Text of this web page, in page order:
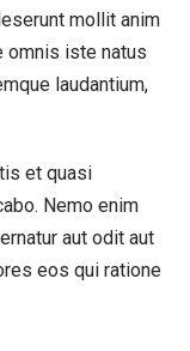
mollit anim
omnis iste natus
laudantium,
et quasi
Nemo enim
aut odit aut
eos qui ratione